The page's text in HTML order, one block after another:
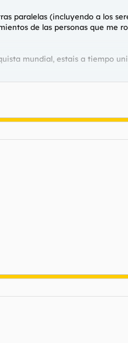
paralelas (incluyendo a los
de las personas que me
mundial, estais a tiempo